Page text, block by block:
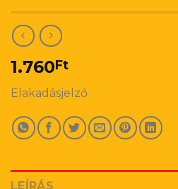
1.760Ft
Elakadásjelző
LEÍRÁS